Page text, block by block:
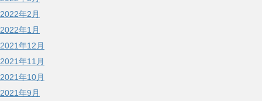
2022年2月
2022年1月
2021年12月
2021年11月
2021年10月
2021年9月